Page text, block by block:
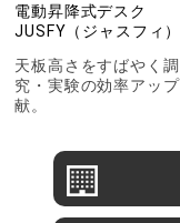
電動昇降式デスク
JUSFY（ジャスフィ）
天板高さをすばやく
究・実験の効率アッ
献。